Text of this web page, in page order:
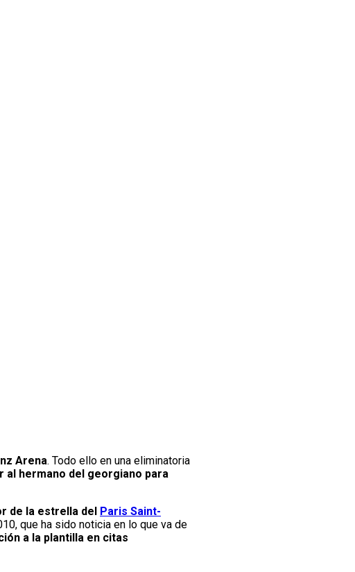
Arena. Todo ello en una eliminatoria
al hermano del georgiano para
de la estrella del
Paris Saint-
que ha sido noticia en lo que va de
a la plantilla en citas